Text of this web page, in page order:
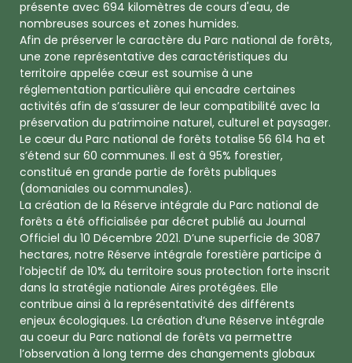
présente avec 694 kilomètres de cours d'eau, de
nombreuses sources et zones humides.
Afin de préserver le caractère du Parc national de forêts,
une zone représentative des caractéristiques du
territoire appelée cœur est soumise à une
réglementation particulière qui encadre certaines
activités afin de s’assurer de leur compatibilité avec la
préservation du patrimoine naturel, culturel et paysager.
Le cœur du Parc national de forêts totalise 56 614 ha et
s’étend sur 60 communes. Il est à 95% forestier,
constitué en grande partie de forêts publiques
(domaniales ou communales).
La création de la Réserve intégrale du Parc national de
forêts a été officialisée par décret publié au Journal
Officiel du 10 Décembre 2021. D’une superficie de 3087
hectares, notre Réserve intégrale forestière participe à
l’objectif de 10% du territoire sous protection forte inscrit
dans la stratégie nationale Aires protégées. Elle
contribue ainsi à la représentativité des différents
enjeux écologiques. La création d’une Réserve intégrale
au coeur du Parc national de forêts va permettre
l’observation à long terme des changements globaux